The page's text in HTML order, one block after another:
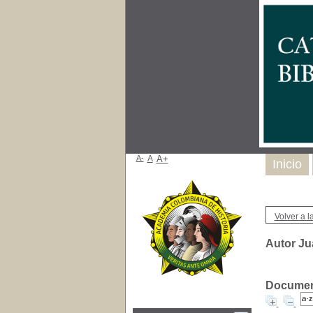
Volver a
Autor
Inicio
A- A A+